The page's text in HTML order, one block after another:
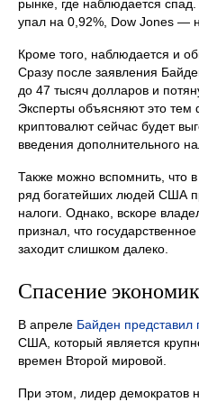
рынке, где наблюдается
упал на 0,92%, Dow Jones —
Кроме того, наблюдается и
Сразу после заявления
до 47 тысяч долларов и
Эксперты объясняют это тем
криптовалют сейчас будет
введения дополнительного
Также можно вспомнить, что
ряд богатейших людей США
налоги. Однако, вскоре
признал, что
заходит слишком далеко.
Спасение
В апреле Байден представил
США, который является
времен Второй мировой.
При этом, лидер демократов